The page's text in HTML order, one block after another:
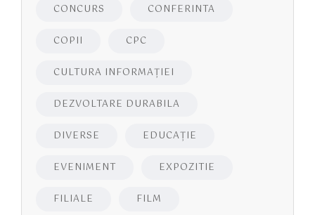
CONCURS CONFERINTA
COPII CPC
CULTURA INFORMAŢIEI
DEZVOLTARE DURABILA
DIVERSE EDUCAŢIE
EVENIMENT EXPOZITIE
FILIALE FILM